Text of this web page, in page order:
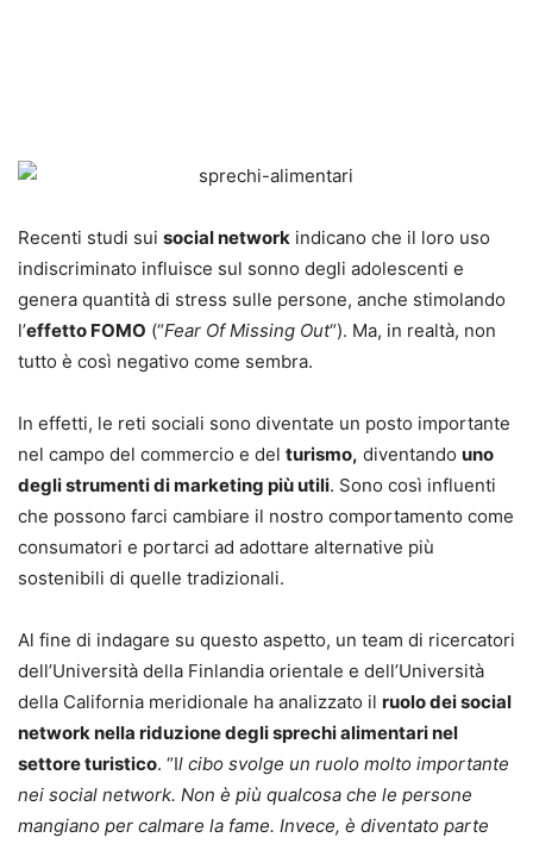
Recenti studi sui social network indicano che il loro uso
indiscriminato influisce sul sonno degli adolescenti e
genera quantità di stress sulle persone, anche stimolando
l’effetto FOMO (“Fear Of Missing Out“). Ma, in realtà, non
tutto è così negativo come sembra.
In effetti, le reti sociali sono diventate un posto importante
nel campo del commercio e del turismo, diventando uno
degli strumenti di marketing più utili. Sono così influenti
che possono farci cambiare il nostro comportamento come
consumatori e portarci ad adottare alternative più
sostenibili di quelle tradizionali.
Al fine di indagare su questo aspetto, un team di ricercatori
dell’Università della Finlandia orientale e dell’Università
della California meridionale ha analizzato il ruolo dei social
network nella riduzione degli sprechi alimentari nel
settore turistico. “Il cibo svolge un ruolo molto importante
nei social network. Non è più qualcosa che le persone
mangiano per calmare la fame. Invece, è diventato parte